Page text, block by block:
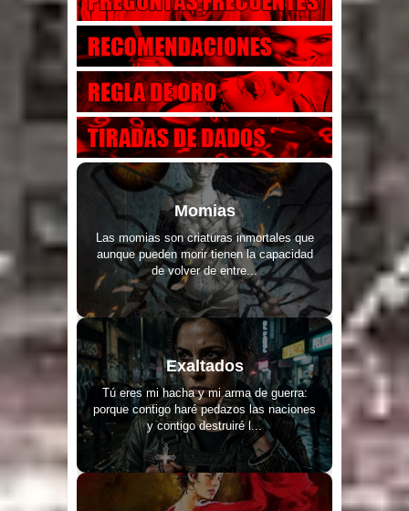
Momias
Las momias son criaturas inmortales que
aunque pueden morir tienen la capacidad
de volver de entre...
Exaltados
Tú eres mi hacha y mi arma de guerra:
porque contigo haré pedazos las naciones
y contigo destruiré l...